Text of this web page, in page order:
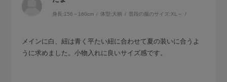
身長:156～160cm 体型:大柄 普段の服のサイズ:XL～
メインに白、紐は青く平たい紐に合わせて夏の装いに合うよ
うに求めました。小物入れに良いサイズ感です。